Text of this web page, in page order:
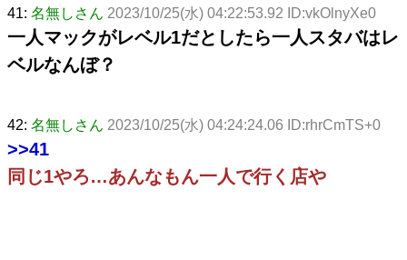
41: 名無しさん 2023/10/25(水) 04:22:53.92 ID:vkOlnyXe0
一人マックがレベル1だとしたら一人スタバはレ
ベルなんぼ？
42: 名無しさん 2023/10/25(水) 04:24:24.06 ID:rhrCmTS+0
>>41
同じ1やろ…あんなもん一人で行く店や